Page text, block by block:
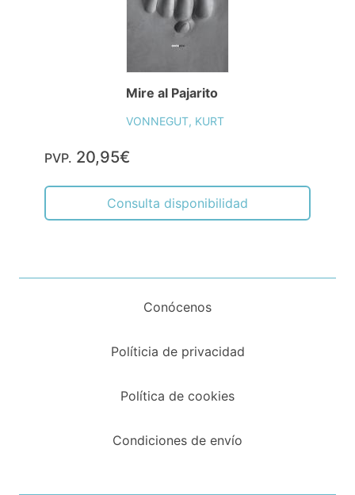
Mire al Pajarito
VONNEGUT, KURT
PVP. 20,95€
Consulta disponibilidad
Conócenos
Políticia de privacidad
Política de cookies
Condiciones de envío